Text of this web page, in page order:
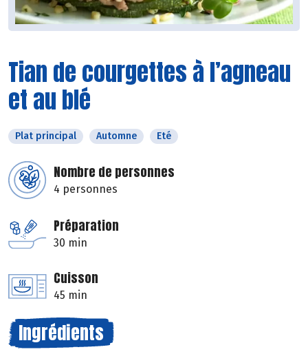
Tian de courgettes à l’agneau
et au blé
Plat principal Automne Eté
Nombre de personnes
4 personnes
Préparation
30 min
Cuisson
45 min
Ingrédients